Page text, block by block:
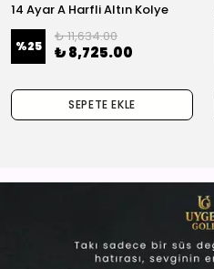
14 Ayar A Harfli Altın Kolye
%25
₺ 11,634.00
₺ 8,725.00
SEPETE EKLE